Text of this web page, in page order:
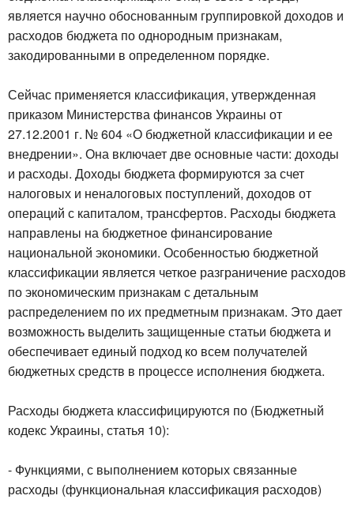
является научно обоснованным группировкой доходов и
расходов бюджета по однородным признакам,
закодированными в определенном порядке.
Сейчас применяется классификация, утвержденная
приказом Министерства финансов Украины от
27.12.2001 г. № 604 «О бюджетной классификации и ее
внедрении». Она включает две основные части: доходы
и расходы. Доходы бюджета формируются за счет
налоговых и неналоговых поступлений, доходов от
операций с капиталом, трансфертов. Расходы бюджета
направлены на бюджетное финансирование
национальной экономики. Особенностью бюджетной
классификации является четкое разграничение расходов
по экономическим признакам с детальным
распределением по их предметным признакам. Это дает
возможность выделить защищенные статьи бюджета и
обеспечивает единый подход ко всем получателей
бюджетных средств в процессе исполнения бюджета.
Расходы бюджета классифицируются по (Бюджетный
кодекс Украины, статья 10):
- Функциями, с выполнением которых связанные
расходы (функциональная классификация расходов)